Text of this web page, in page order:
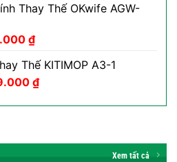
₫.là:
Thay Thế OKwife AGW-
₫.
₫Giá
tại
là:
Thế KITIMOP A3-1
₫Giá
tại
Xem tất cả